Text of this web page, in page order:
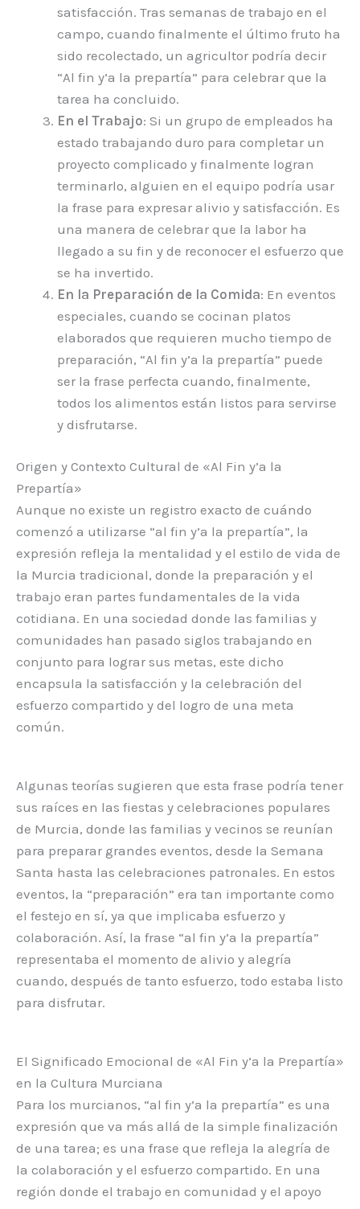
satisfacción. Tras semanas de trabajo en el
campo, cuando finalmente el último fruto ha
sido recolectado, un agricultor podría decir
“Al fin y’a la prepartía” para celebrar que la
tarea ha concluido.
En el Trabajo: Si un grupo de empleados ha
estado trabajando duro para completar un
proyecto complicado y finalmente logran
terminarlo, alguien en el equipo podría usar
la frase para expresar alivio y satisfacción. Es
una manera de celebrar que la labor ha
llegado a su fin y de reconocer el esfuerzo que
se ha invertido.
En la Preparación de la Comida: En eventos
especiales, cuando se cocinan platos
elaborados que requieren mucho tiempo de
preparación, “Al fin y’a la prepartía” puede
ser la frase perfecta cuando, finalmente,
todos los alimentos están listos para servirse
y disfrutarse.
Origen y Contexto Cultural de «Al Fin y’a la
Prepartía»
Aunque no existe un registro exacto de cuándo
comenzó a utilizarse “al fin y’a la prepartía”, la
expresión refleja la mentalidad y el estilo de vida de
la Murcia tradicional, donde la preparación y el
trabajo eran partes fundamentales de la vida
cotidiana. En una sociedad donde las familias y
comunidades han pasado siglos trabajando en
conjunto para lograr sus metas, este dicho
encapsula la satisfacción y la celebración del
esfuerzo compartido y del logro de una meta
común.
Algunas teorías sugieren que esta frase podría tener
sus raíces en las fiestas y celebraciones populares
de Murcia, donde las familias y vecinos se reunían
para preparar grandes eventos, desde la Semana
Santa hasta las celebraciones patronales. En estos
eventos, la “preparación” era tan importante como
el festejo en sí, ya que implicaba esfuerzo y
colaboración. Así, la frase “al fin y’a la prepartía”
representaba el momento de alivio y alegría
cuando, después de tanto esfuerzo, todo estaba listo
para disfrutar.
El Significado Emocional de «Al Fin y’a la Prepartía»
en la Cultura Murciana
Para los murcianos, “al fin y’a la prepartía” es una
expresión que va más allá de la simple finalización
de una tarea; es una frase que refleja la alegría de
la colaboración y el esfuerzo compartido. En una
región donde el trabajo en comunidad y el apoyo